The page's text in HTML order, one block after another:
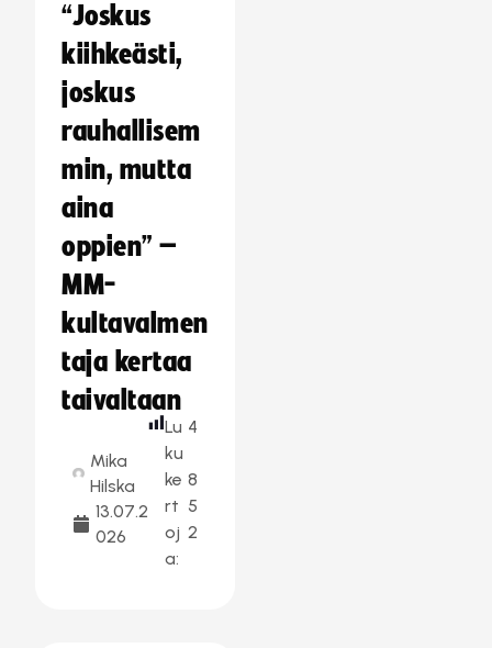
“Joskus
kiihkeästi,
joskus
rauhallisem
min, mutta
aina
oppien” –
MM-
kultavalmen
taja kertaa
taivaltaan
Mika
Hilska
13.07.2
026
Lu
ku
ke
rt
oj
a:
4
8
5
2